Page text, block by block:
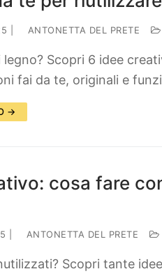
ANTONETTA DEL PRETE
legno? Scopri 6 idee
fai da te, originali e
→
cosa fare
ANTONETTA DEL PRETE
Scopri tante